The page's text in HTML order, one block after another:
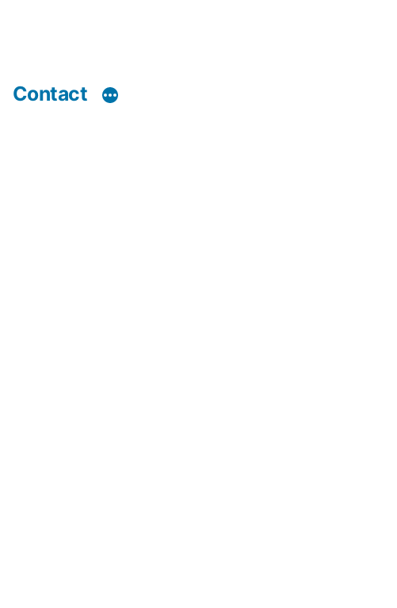
Contact